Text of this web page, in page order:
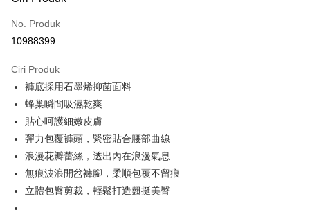
Kad Kredit (Bayaran Penuh)
Pengambilan di Kedai Serbaneka
Apple Pay
JKOPAY
Easy Wallet
Plus PAY
No. Produk
10988399
Ciri Produk
褲底採用石墨烯抑菌面料
蜂巢瞬間吸濕乾爽
貼心呵護細嫩皮膚
彈力包覆褲頭，緊密貼合腰部曲線
浪漫花瓣蕾絲，透出內在浪漫氣息
無痕波浪開岔褲腳，柔順包覆不留痕
立體包臀剪裁，輕鬆打造翹挺美臀